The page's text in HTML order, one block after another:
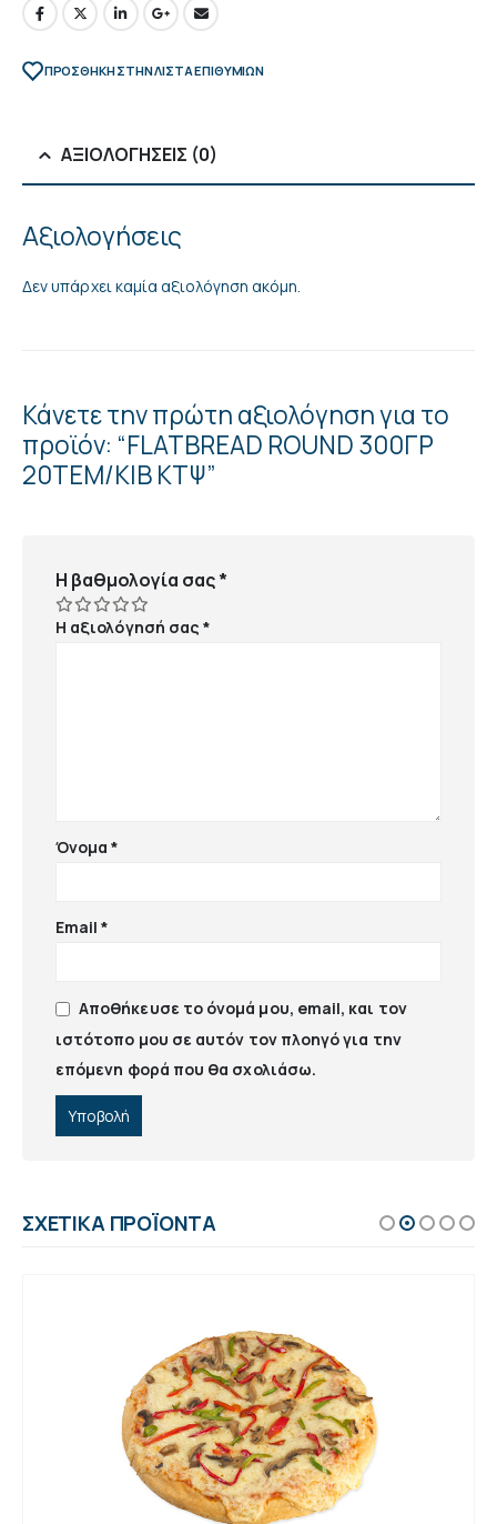
ΠΡΌΣΘΉΚΗ ΣΤΗΝ ΛΊΣΤΑ ΕΠΙΘΥΜΙΏΝ
ΑΞΙΟΛΟΓΉΣΕΙΣ (0)
Αξιολογήσεις
Δεν υπάρχει καμία αξιολόγηση ακόμη.
Κάνετε την πρώτη αξιολόγηση για το
προϊόν: “FLATBREAD ROUND 300ΓΡ
20TEM/ΚΙΒ ΚΤΨ”
Η βαθμολογία σας*
Η αξιολόγησή σας*
Όνομα*
Email*
Αποθήκευσε το όνομά μου, email, και τον
ιστότοπο μου σε αυτόν τον πλοηγό για την
επόμενη φορά που θα σχολιάσω.
ΣΧΕΤΙΚΆ ΠΡΟΪΌΝΤΑ